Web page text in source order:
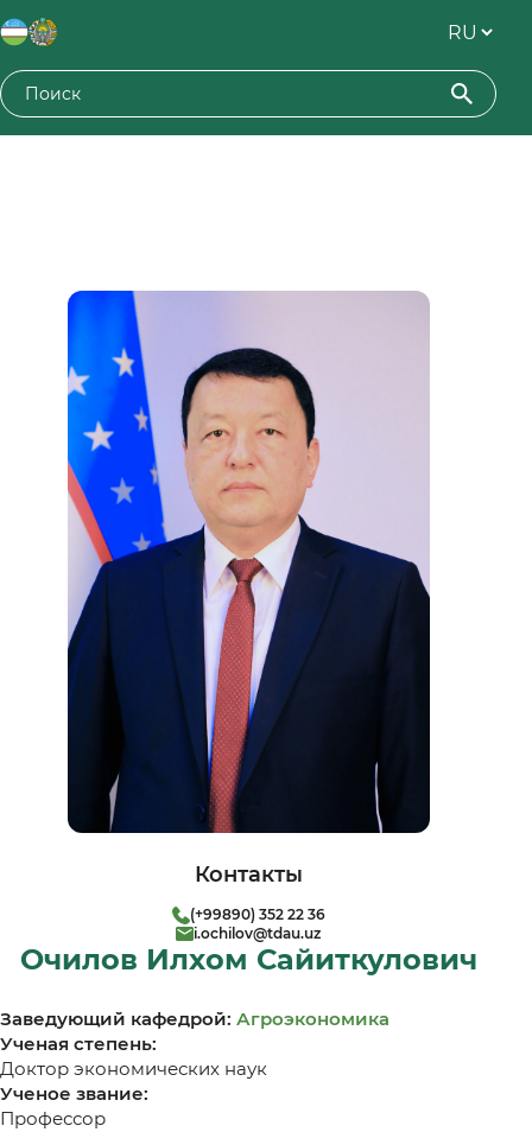
Очилов Илхом Сайиткулович
Заведующий кафедрой: Агроэкономика
Ученая степень:
Доктор экономических наук
Ученое звание:
Профессор
Контакты
(+99890) 352 22 36
i.ochilov@tdau.uz